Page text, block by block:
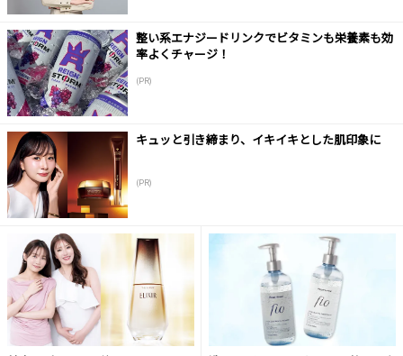
整い系エナジードリンクでビタミンも栄養素も効
率よくチャージ！
(PR)
キュッと引き締まり、イキイキとした肌印象に
(PR)